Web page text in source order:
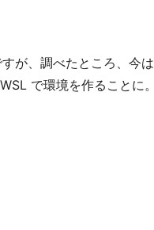
が、調べたところ、今は
で環境を作ることに。